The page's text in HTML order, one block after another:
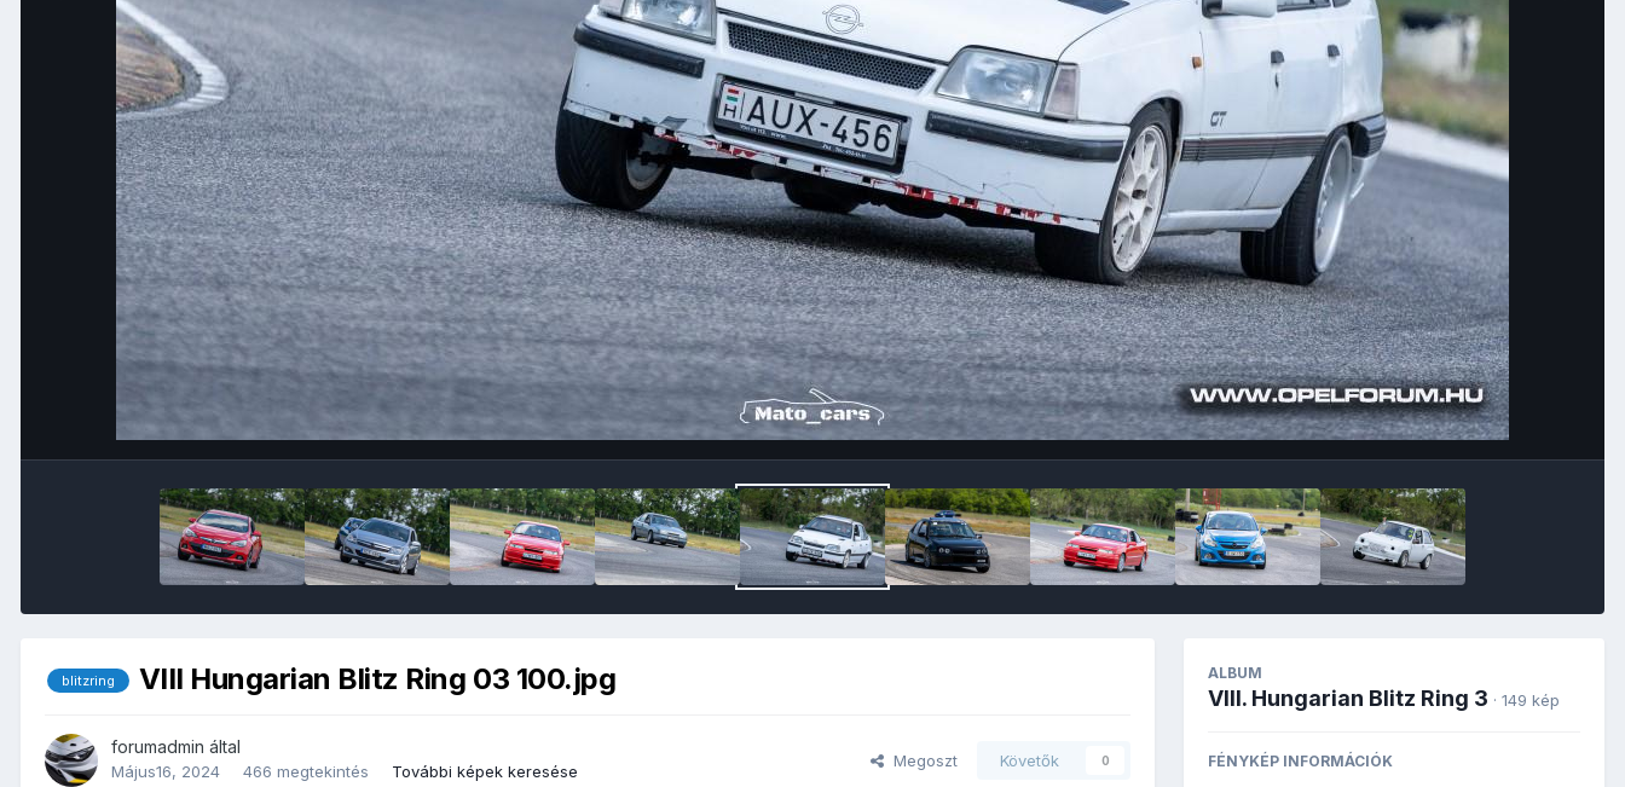
Image Tools
blitzring VIII Hungarian Blitz Ring 03 100.jpg
forumadmin által
Május16, 2024 466 megtekintés További képek keresése
Megoszt Követők 0
ALBUM
VIII. Hungarian Blitz Ring 3 · 149 kép
FÉNYKÉP INFORMÁCIÓK